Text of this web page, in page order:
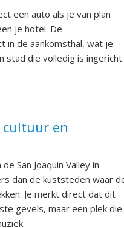
een auto als je van plan
je hotel. De
in de aankomsthal, wat je
stad die volledig is ingericht
en
San Joaquin Valley in
dan de kuststeden waar
Je merkt direct dat dit
gevels, maar een plek die